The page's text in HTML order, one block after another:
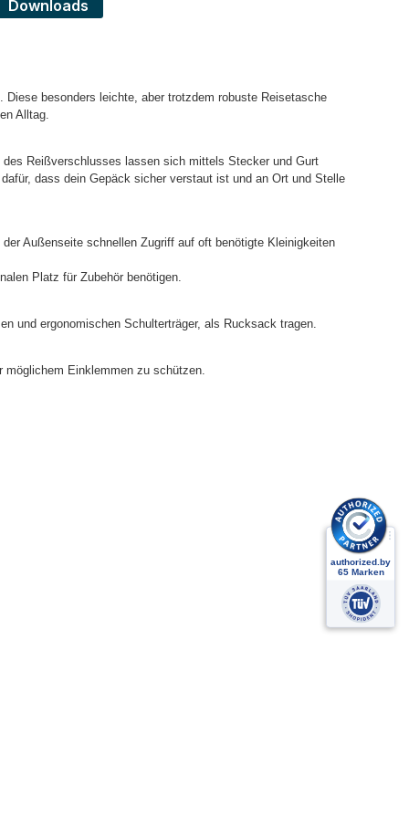
Downloads
besonders leichte, aber trotzdem robuste Reisetasche
Alltag.
Reißverschlusses lassen sich mittels Stecker und Gurt
dass dein Gepäck sicher verstaut ist und an Ort und Stelle
Außenseite schnellen Zugriff auf oft benötigte Kleinigkeiten
Platz für Zubehör benötigen.
und ergonomischen Schulterträger, als Rucksack tragen.
möglichem Einklemmen zu schützen.